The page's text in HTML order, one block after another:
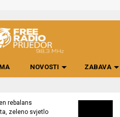
NOVOSTI ZABAVA
rebalans
zeleno svjetlo